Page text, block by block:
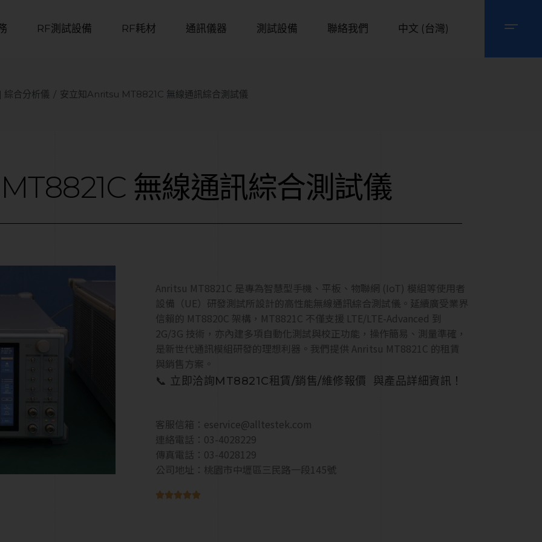
RF測試設備 RF耗材 通訊儀器 測試設備 聯絡我們 中文 (台灣)
合分析儀 安立知Anritsu MT8821C 無線通訊綜合測試儀
MT8821C 無線通訊綜合測試儀
Anritsu MT8821C 是專為智慧型手機、平板、物聯網 (IoT) 模組等使用者
設備（UE）研發測試所設計的高性能無線通訊綜合測試儀。延續廣受業界
信賴的 MT8820C 架構，MT8821C 不僅支援 LTE/LTE-Advanced 到
2G/3G 技術，亦內建多項自動化測試與校正功能，操作簡易、測量準確，
是新世代通訊模組研發的理想利器。我們提供 Anritsu MT8821C 的租賃
與銷售方案。
📞 立即洽詢MT8821C租賃/銷售/維修報價 與產品詳細資訊！
客服信箱： eservice@alltestek.com
連絡電話：03-4028229
傳真電話：03-4028129
公司地址：桃園市中壢區三民路一段145號
